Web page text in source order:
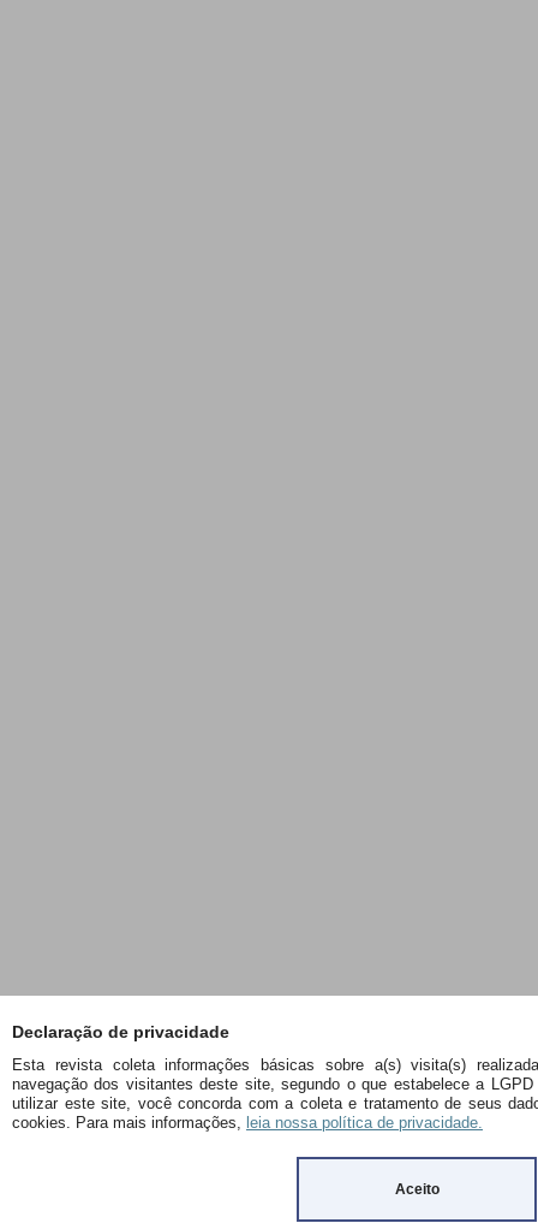
Declaração de privacidade
Esta revista coleta informações básicas sobre a(s) visita(s)
navegação dos visitantes deste site, segundo o que estabelece a
utilizar este site, você concorda com a coleta e tratamento de seus
cookies. Para mais informações, leia nossa política de privacidade.
Aceito